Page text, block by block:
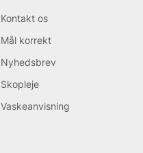
Kontakt os
Mål korrekt
Nyhedsbrev
Skopleje
Vaskeanvisning